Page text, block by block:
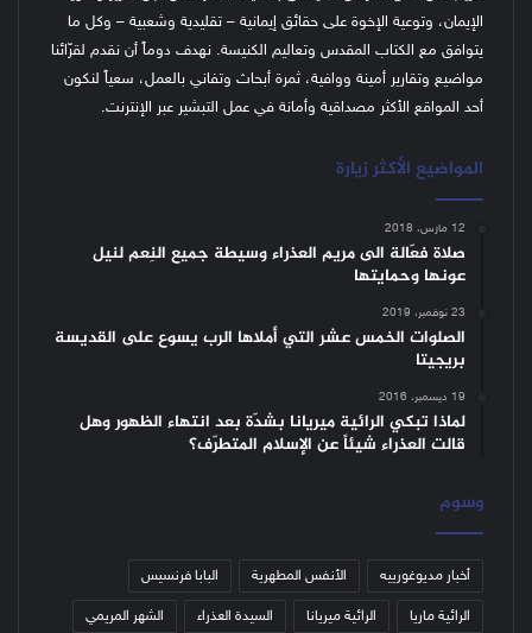
الإيمان، وتوعية الإخوة على حقائق إيمانية – تقليدية وشعبية – وكل ما
يتوافق مع الكتاب المقدس وتعاليم الكنيسة. نهدف دوماً أن نقدم لقرّائنا
مواضيع وتقارير أمينة ووافية، ثمرة أبحاث وتفاني بالعمل، سعياً لنكون
أحد المواقع الأكثر مصداقية وأمانة في عمل التبشير عبر الإنترنت.
المواضيع الأكثر زيارة
12 مارس، 2018
صلاة فعّالة الى مريم العذراء وسيطة جميع النِعم لنيل
عونها وحمايتها
23 نوفمبر، 2019
الصلوات الخمس عشر التي أملاها الرب يسوع على القديسة
بريجيتا
19 ديسمبر، 2016
لماذا تبكي الرائية ميريانا بشدّة بعد انتهاء الظهور وهل
قالت العذراء شيئاً عن الإسلام المتطرّف؟
وسوم
أخبار مديوغورييه الأنفس المطهرية البابا فرنسيس
الرائية ماريا الرائية ميريانا السيدة العذراء الشهر المريمي